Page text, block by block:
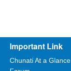
Important Link
Chunati At a Glance